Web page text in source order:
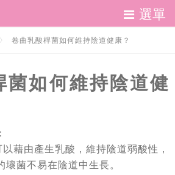
選單
卷曲乳酸桿菌如何維持陰道健康？
菌如何維持陰道健
藉由產生乳酸，維持陰道弱酸性，
壞菌不易在陰道中生長。